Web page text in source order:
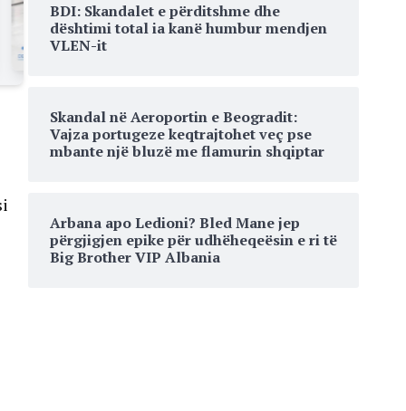
BDI: Skandalet e përditshme dhe
dështimi total ia kanë humbur mendjen
VLEN-it
Skandal në Aeroportin e Beogradit:
Vajza portugeze keqtrajtohet veç pse
mbante një bluzë me flamurin shqiptar
Arbana apo Ledioni? Bled Mane jep
përgjigjen epike për udhëheqeësin e ri të
Big Brother VIP Albania